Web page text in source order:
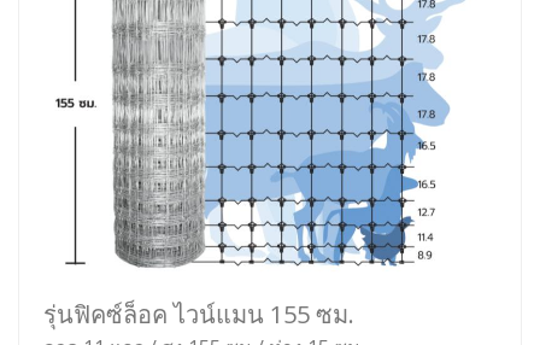
รุ่นฟิคซ์ล็อค ไวน์แมน 155 ซม.